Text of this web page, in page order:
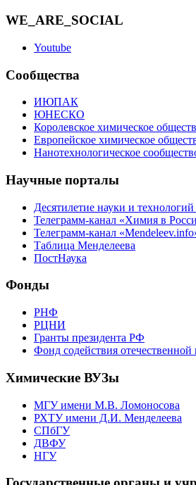
WE_ARE_SOCIAL
Youtube
Сообщества
ИЮПАК
ЮНЕСКО
Королевское химическое
Европейское химическое
Нанотехнологическое
Научные порталы
Десятилетие науки и
Телеграмм-канал «Химия в
Телеграмм-канал
Таблица Менделеева
ПостНаука
Фонды
РНФ
РЦНИ
Гранты президента РФ
Фонд содействия отечественной
Химические ВУЗы
МГУ имени М.В. Ломоносова
РХТУ имени Д.И. Менделеева
СПбГУ
ДВФУ
НГУ